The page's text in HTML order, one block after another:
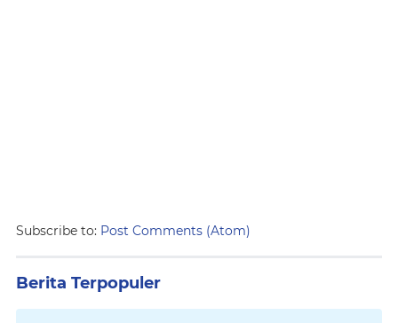
Subscribe to: Post Comments (Atom)
Berita Terpopuler